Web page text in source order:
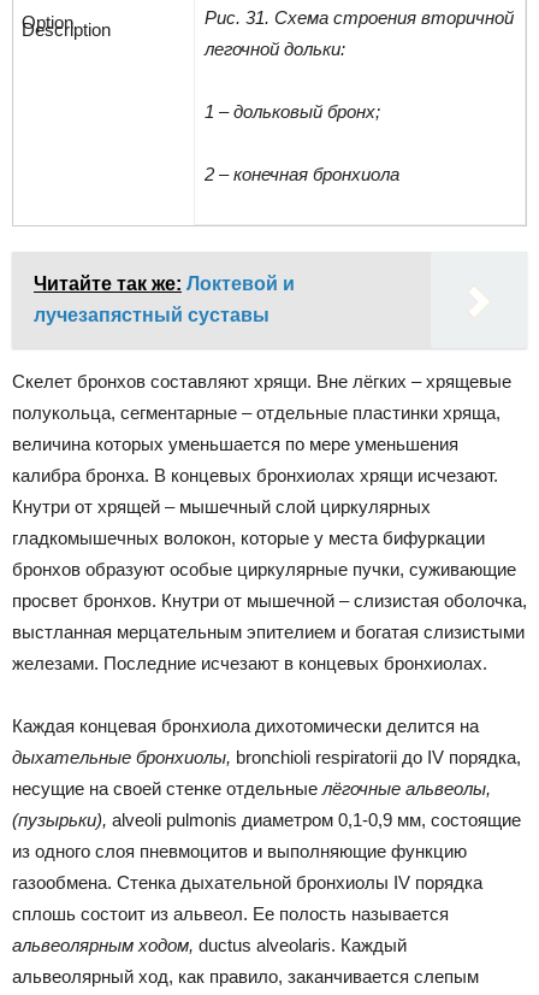
Рис. 31. Схема строения вторичной
легочной дольки:
1 – дольковый бронх;
2 – конечная бронхиола
Читайте так же: Локтевой и
лучезапястный суставы
Скелет бронхов составляют хрящи. Вне лёгких – хрящевые
полукольца, сегментарные – отдельные пластинки хряща,
величина которых уменьшается по мере уменьшения
калибра бронха. В концевых бронхиолах хрящи исчезают.
Кнутри от хрящей – мышечный слой циркулярных
гладкомышечных волокон, которые у места бифуркации
бронхов образуют особые циркулярные пучки, суживающие
просвет бронхов. Кнутри от мышечной – слизистая оболочка,
выстланная мерцательным эпителием и богатая слизистыми
железами. Последние исчезают в концевых бронхиолах.
Каждая концевая бронхиола дихотомически делится на
дыхательные бронхиолы, bronchioli respiratorii до IV порядка,
несущие на своей стенке отдельные лёгочные альвеолы,
(пузырьки), alveoli pulmonis диаметром 0,1-0,9 мм, состоящие
из одного слоя пневмоцитов и выполняющие функцию
газообмена. Стенка дыхательной бронхиолы IV порядка
сплошь состоит из альвеол. Ее полость называется
альвеолярным ходом, ductus alveolaris. Каждый
альвеолярный ход, как правило, заканчивается слепым